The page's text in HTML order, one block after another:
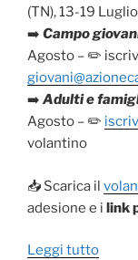
(TN), 13-19
➡️ Campo
Agosto – ✏️
➡️ Adulti e
Agosto – ✏️
volantino
📥 Scarica il
adesione e i link
Leggi tutto